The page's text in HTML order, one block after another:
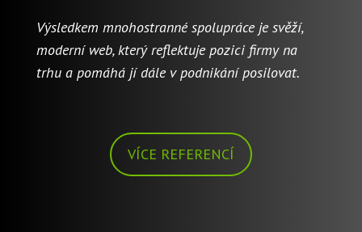
Výsledkem mnohostranné spolupráce je svěží,
moderní web, který reflektuje pozici firmy na
trhu a pomáhá jí dále v podnikání posilovat.
VÍCE REFERENCÍ